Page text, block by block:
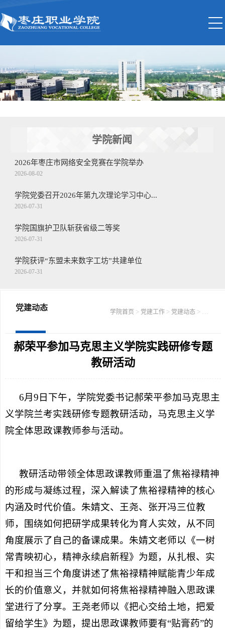
学院新闻
2026年枣庄市网络安全竞赛在学院举办
2026-08-02
学院党委召开2026年第九次理论学习中心...
2026-07-31
学院国旗护卫队斩获省级二等奖
2026-07-31
学院获评“东盟未来数字工坊”共建单位
2026-07-31
2026-07-30
学院首页 > 党建工作> 党建动态> 正文
党建动态
郝荣平参加马克思主义学院实践研修专题
教研活动
6月9日下午，学院党委书记郝荣平参加马克思主
义学院兰考实践研修专题教研活动，马克思主义学
院全体思政课教师参与活动。
教研活动带领全体思政课教师重温了焦裕禄精神
的形成与凝练过程，深入解读了焦裕禄精神的核心
内涵及时代价值。朱婧文、王尧、张开冯三位教
师，围绕如何把研学成果转化为育人实效，从不同
角度展示了自己的备课成果。朱婧文老师以《一树
常青映初心，精神永续启新程》为题，从扎根、实
干和担当三个角度讲述了焦裕禄精神赋能青少年成
长的价值意义，并就如何将焦裕禄精神融入思政课
堂进行了分享。王尧老师以《把心交给土地，把爱
留给学生》为题，提出思政课教师要有“贴膏药”的